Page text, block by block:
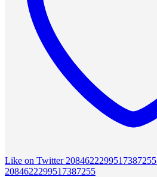
Like on Twitter 2084622299517387255
2084622299517387255